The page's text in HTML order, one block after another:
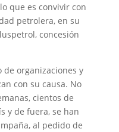
que es convivir con
petrolera, en su
concesión
de organizaciones y
con su causa. No
cientos de
y de fuera, se han
al pedido de